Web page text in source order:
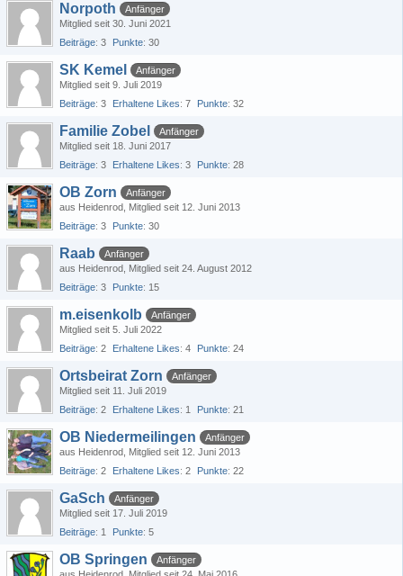
Norpoth
Anfänger
Mitglied seit 30. Juni 2021
Beiträge 3 Punkte 30
SK Kemel
Anfänger
Mitglied seit 9. Juli 2019
Beiträge 3 Erhaltene Likes 7 Punkte 32
Familie Zobel
Anfänger
Mitglied seit 18. Juni 2017
Beiträge 3 Erhaltene Likes 3 Punkte 28
OB Zorn
Anfänger
aus Heidenrod Mitglied seit 12. Juni 2013
Beiträge 3 Punkte 30
Raab
Anfänger
aus Heidenrod Mitglied seit 24. August 2012
Beiträge 3 Punkte 15
m.eisenkolb
Anfänger
Mitglied seit 5. Juli 2022
Beiträge 2 Erhaltene Likes 4 Punkte 24
Ortsbeirat Zorn
Anfänger
Mitglied seit 11. Juli 2019
Beiträge 2 Erhaltene Likes 1 Punkte 21
OB Niedermeilingen
Anfänger
aus Heidenrod Mitglied seit 12. Juni 2013
Beiträge 2 Erhaltene Likes 2 Punkte 22
GaSch
Anfänger
Mitglied seit 17. Juli 2019
Beiträge 1 Punkte 5
OB Springen
Anfänger